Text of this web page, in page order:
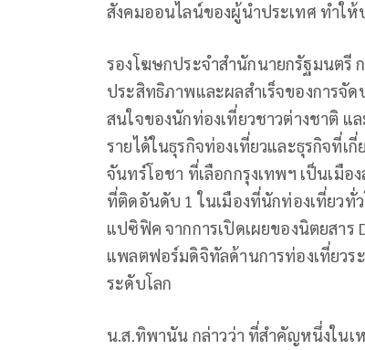
สังคมออนไลน์ของผู้นำประเทศ ทำใ
รองโฆษกประจำสำนักนายกรัฐมนตรี
ประสิทธิภาพและผลสำเร็จของการจั
สนใจของนักท่องเที่ยวชาวต่างชาติ แล
รายได้ในธุรกิจท่องเที่ยวและธุรกิจที่เ
จันทร์โอชา ที่เลือกกรุงเทพฯ เป็นเมือ
ที่ติดอันดับ 1 ในเมืองที่นักท่องเที่ยวทั่
แปซิฟิค จากการเปิดเผยของนิตยสาร
แพลตฟอร์มดิจิทัลด้านการท่องเที่ยว
ระดับโลก
น.ส.ทิพานัน กล่าวว่า ที่สำคัญหนึ่งใน